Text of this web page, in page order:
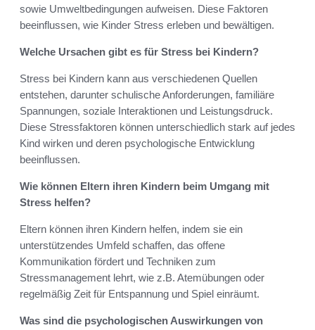
sowie Umweltbedingungen aufweisen. Diese Faktoren
beeinflussen, wie Kinder Stress erleben und bewältigen.
Welche Ursachen gibt es für Stress bei Kindern?
Stress bei Kindern kann aus verschiedenen Quellen
entstehen, darunter schulische Anforderungen, familiäre
Spannungen, soziale Interaktionen und Leistungsdruck.
Diese Stressfaktoren können unterschiedlich stark auf jedes
Kind wirken und deren psychologische Entwicklung
beeinflussen.
Wie können Eltern ihren Kindern beim Umgang mit
Stress helfen?
Eltern können ihren Kindern helfen, indem sie ein
unterstützendes Umfeld schaffen, das offene
Kommunikation fördert und Techniken zum
Stressmanagement lehrt, wie z.B. Atemübungen oder
regelmäßig Zeit für Entspannung und Spiel einräumt.
Was sind die psychologischen Auswirkungen von